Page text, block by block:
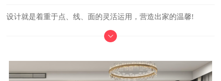
设计就是着重于点、线、面的灵活运用，营造出家的温馨!